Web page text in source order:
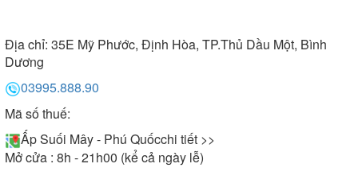
Địa chỉ: 35E Mỹ Phước, Định Hòa, TP.Thủ Dầu Một, Bình
Dương
03995.888.90
Mã số thuế:
Ấp Suối Mây - Phú Quốcchi tiết >>
Mở cửa : 8h - 21h00 (kể cả ngày lễ)